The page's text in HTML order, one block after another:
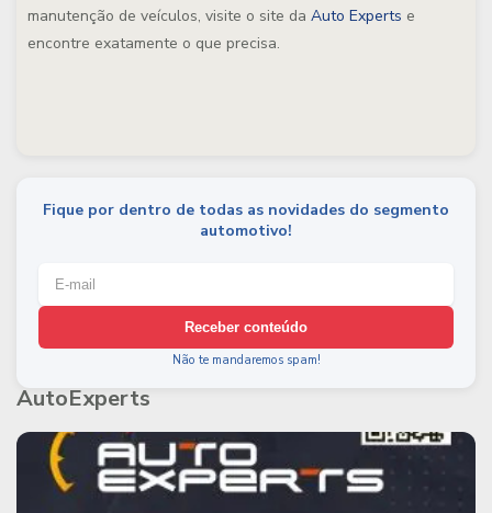
manutenção de veículos, visite o site da Auto Experts e
encontre exatamente o que precisa.
Fique por dentro de todas as novidades do segmento
automotivo!
Receber conteúdo
Não te mandaremos spam!
AutoExperts